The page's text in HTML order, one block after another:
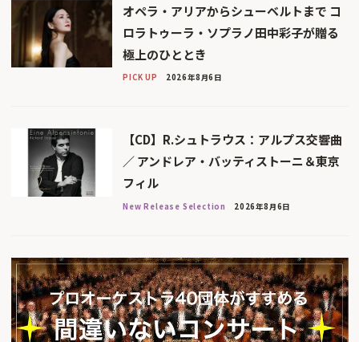
オペラ・アリアからシューベルトまで コ
ロラトゥーラ・ソプラノ田中彩子が贈る
極上のひととき
PICK UP 2026年8月6日
【CD】R.シュトラウス：アルプス交響曲
／ アンドレア・バッティストーニ＆東京
フィル
New Release Selection 2026年8月6日